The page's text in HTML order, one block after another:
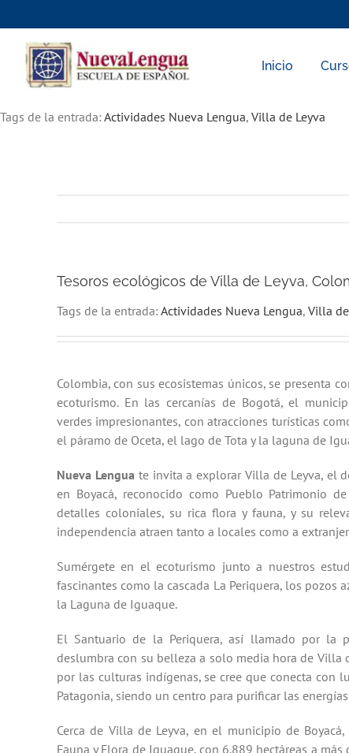
to
content
Inicio
Tags de la entrada: Actividades Nueva Lengua, Villa de Leyva
Tesoros ecológicos de Villa de Leyva,
Tags de la entrada: Actividades Nueva Lengua, Villa
Colombia, con sus ecosistemas únicos, se presenta
ecoturismo. En las cercanías de Bogotá, el
verdes impresionantes, con atracciones turísticas
el páramo de Oceta, el lago de Tota y la laguna de
Nueva Lenguate invita a explorar Villa de Leyva, el
en Boyacá, reconocido como Pueblo Patrimonio
detalles coloniales, su rica flora y fauna, y su
independencia atraen tanto a locales como a
Sumérgete en el ecoturismo junto a nuestros
fascinantes como la cascada La Periquera, los pozos
la Laguna de Iguaque.
El Santuario de la Periquera, así llamado por la
deslumbra con su belleza a solo media hora de Villa
por las culturas indígenas, se cree que conecta con
Patagonia, siendo un centro para purificar las
Cerca de Villa de Leyva, en el municipio de
Fauna y Flora de Iguaque, con 6.889 hectáreas a